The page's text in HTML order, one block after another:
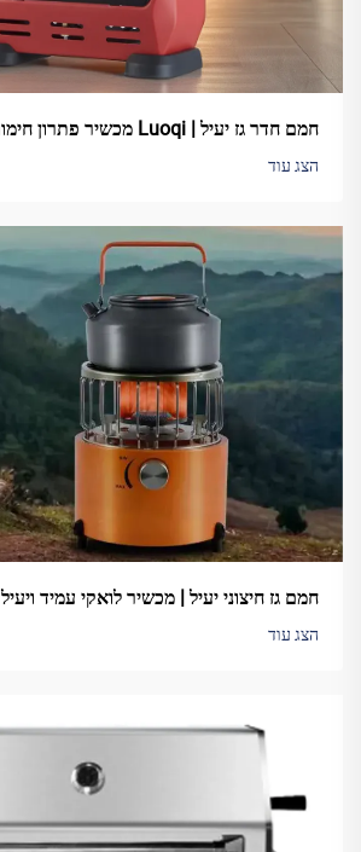
חמם חדר גז יעיל | Luoqi מכשיר פתרון חימום אמין
הצג עוד
חמם גז חיצוני יעיל | מכשיר לואקי עמיד ויעיל
הצג עוד